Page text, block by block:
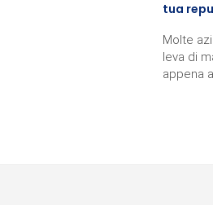
tua
Molte
leva di
appena